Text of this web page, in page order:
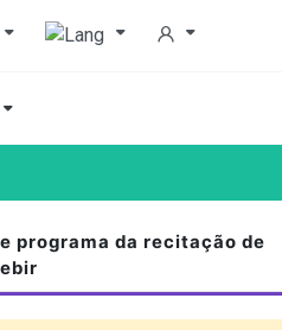
programa da recitação de